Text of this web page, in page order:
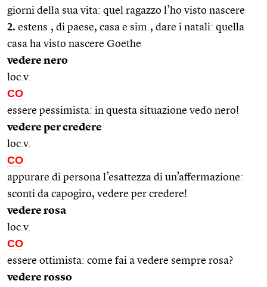
giorni della sua vita: quel ragazzo l’ho visto nascere
2. estens., di paese, casa e sim., dare i natali: quella
casa ha visto nascere Goethe
vedere nero
loc.v.
CO
essere pessimista: in questa situazione vedo nero!
vedere per credere
loc.v.
CO
appurare di persona l’esattezza di un’affermazione:
sconti da capogiro, vedere per credere!
vedere rosa
loc.v.
CO
essere ottimista: come fai a vedere sempre rosa?
vedere rosso